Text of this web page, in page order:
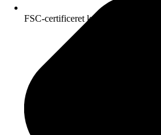
FSC-certificeret kvalitetspapir